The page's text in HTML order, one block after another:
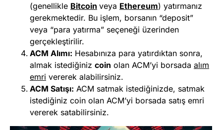
(genellikle Bitcoin veya Ethereum) yatırmanız
gerekmektedir. Bu işlem, borsanın “deposit”
veya “para yatırma” seçeneği üzerinden
gerçekleştirilir.
ACM Alımı: Hesabınıza para yatırdıktan sonra,
almak istediğiniz coin olan ACM’yi borsada alım
emri vererek alabilirsiniz.
ACM Satışı: ACM satmak istediğinizde, satmak
istediğiniz coin olan ACM’yi borsada satış emri
vererek satabilirsiniz.